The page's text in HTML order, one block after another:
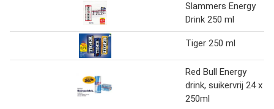
Slammers Energy
Drink 250 ml
Tiger 250 ml
Red Bull Energy
drink, suikervrij 24 x
250ml